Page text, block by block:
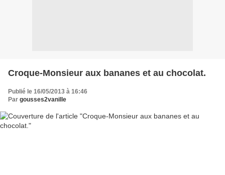
Croque-Monsieur aux bananes et au chocolat.
Publié le 16/05/2013 à 16:46
Par gousses2vanille